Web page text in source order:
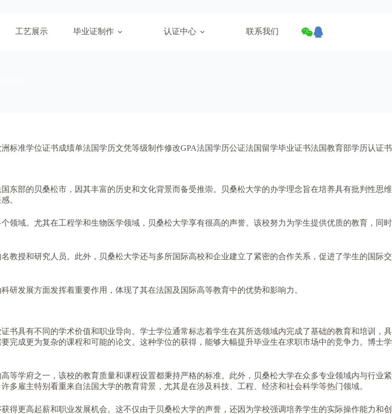
工艺展示 毕业证制作 认证中心 联系我们
标准学位证书成绩单法国学历文凭等级制作修改GPA法国学历公证法国留学毕业证书法国教育部学历认证书
东部的贝桑松市，因其丰富的历史和文化背景而备受推崇。贝桑松大学的办学理念旨在培养具有批判性思维
。
领域。尤其在工程学和生物医学领域，贝桑松大学享有很高的声誉。该校努力为学生提供优质的教育，同时
教授和研究人员。此外，贝桑松大学还与多所国际高校和企业建立了紧密的合作关系，促进了学生的国际交
发展方面发挥着重要作用，体现了其在法国及国际高等教育中的优势和影响力。
书具有不同的学术价值和职业导向。学士学位通常标志着学生在其所选领域内完成了基础的教育和培训，具
完成更为复杂的课程和可能的论文。这种学位的获得，能够大幅提升毕业生在求职市场中的竞争力。博士学
等学府之一，该校的教育质量和课程设置都秉持严格的标准。此外，贝桑松大学在众多专业领域内与行业紧
雇主特别看重来自法国大学的教育背景，尤其是在涉及科技、工程、经济和社会科学等热门领域。
得更高起薪和职业发展机会。这不仅由于贝桑松大学的声誉，还因为学校强调培养学生的实际操作能力和创